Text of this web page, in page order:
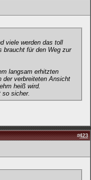
viele werden das toll
braucht für den Weg zur
langsam erhitzten
der verbreiteten Ansicht
heiß wird.
so sicher.
#423